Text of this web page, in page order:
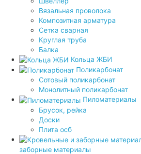
Вязальная проволока
Композитная арматура
Сетка сварная
Круглая труба
Балка
Кольца ЖБИ
Поликарбонат
Сотовый поликарбонат
Монолитный поликарбонат
Пиломатериалы
Брусок, рейка
Доски
Плита осб
заборные материалы